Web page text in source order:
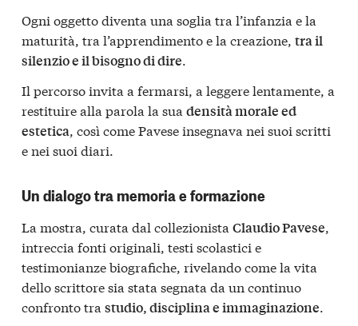
Ogni oggetto diventa una soglia tra l’infanzia e la
maturità, tra l’apprendimento e la creazione, tra il
silenzio e il bisogno di dire.
Il percorso invita a fermarsi, a leggere lentamente, a
restituire alla parola la sua densità morale ed
estetica, così come Pavese insegnava nei suoi scritti
e nei suoi diari.
Un dialogo tra memoria e formazione
La mostra, curata dal collezionista Claudio Pavese,
intreccia fonti originali, testi scolastici e
testimonianze biografiche, rivelando come la vita
dello scrittore sia stata segnata da un continuo
confronto tra studio, disciplina e immaginazione.